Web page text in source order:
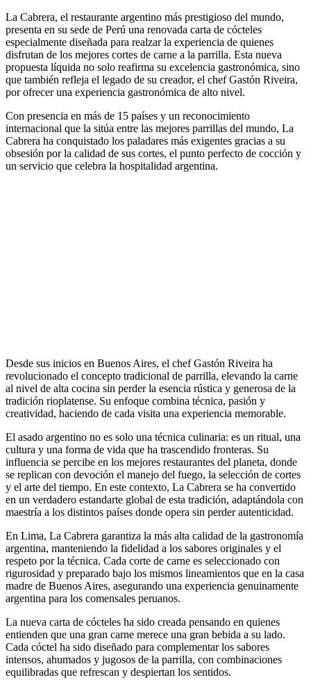
La Cabrera, el restaurante argentino más prestigioso del mundo,
presenta en su sede de Perú una renovada carta de cócteles
especialmente diseñada para realzar la experiencia de quienes
disfrutan de los mejores cortes de carne a la parrilla. Esta nueva
propuesta líquida no solo reafirma su excelencia gastronómica, sino
que también refleja el legado de su creador, el chef Gastón Riveira,
por ofrecer una experiencia gastronómica de alto nivel.
Con presencia en más de 15 países y un reconocimiento
internacional que la sitúa entre las mejores parrillas del mundo, La
Cabrera ha conquistado los paladares más exigentes gracias a su
obsesión por la calidad de sus cortes, el punto perfecto de cocción y
un servicio que celebra la hospitalidad argentina.
Desde sus inicios en Buenos Aires, el chef Gastón Riveira ha
revolucionado el concepto tradicional de parrilla, elevando la carne
al nivel de alta cocina sin perder la esencia rústica y generosa de la
tradición rioplatense. Su enfoque combina técnica, pasión y
creatividad, haciendo de cada visita una experiencia memorable.
El asado argentino no es solo una técnica culinaria: es un ritual, una
cultura y una forma de vida que ha trascendido fronteras. Su
influencia se percibe en los mejores restaurantes del planeta, donde
se replican con devoción el manejo del fuego, la selección de cortes
y el arte del tiempo. En este contexto, La Cabrera se ha convertido
en un verdadero estandarte global de esta tradición, adaptándola con
maestría a los distintos países donde opera sin perder autenticidad.
En Lima, La Cabrera garantiza la más alta calidad de la gastronomía
argentina, manteniendo la fidelidad a los sabores originales y el
respeto por la técnica. Cada corte de carne es seleccionado con
rigurosidad y preparado bajo los mismos lineamientos que en la casa
madre de Buenos Aires, asegurando una experiencia genuinamente
argentina para los comensales peruanos.
La nueva carta de cócteles ha sido creada pensando en quienes
entienden que una gran carne merece una gran bebida a su lado.
Cada cóctel ha sido diseñado para complementar los sabores
intensos, ahumados y jugosos de la parrilla, con combinaciones
equilibradas que refrescan y despiertan los sentidos.